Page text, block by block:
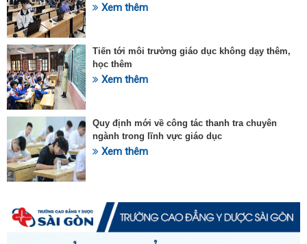
Xem thêm
Tiến tới môi trường giáo dục không dạy thêm,
học thêm
Xem thêm
Quy định mới về công tác thanh tra chuyên
ngành trong lĩnh vực giáo dục
Xem thêm